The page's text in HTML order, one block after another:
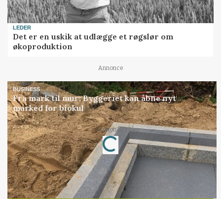
LEDER
Det er en uskik at udlægge et røgslør om
økoproduktion
Annonce
BUSINESS
Fra mark til mur: Byggeriet kan åbne nyt
marked for biokul
Annonce
Loading...
Jobs